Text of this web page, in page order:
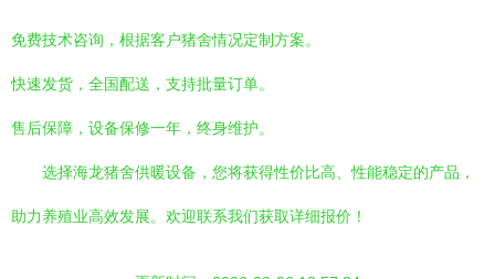
免费技术咨询，根据客户猪舍情况定制方案。
快速发货，全国配送，支持批量订单。
售后保障，设备保修一年，终身维护。
选择海龙猪舍供暖设备，您将获得性价比高、性能稳定的产品，
助力养殖业高效发展。欢迎联系我们获取详细报价！